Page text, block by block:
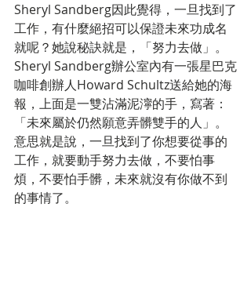
Sheryl Sandberg因此覺得，一旦找到了
工作，有什麼絕招可以保證未來功成名
就呢？她說秘訣就是，「努力去做」。
Sheryl Sandberg辦公室內有一張星巴克
咖啡創辦人Howard Schultz送給她的海
報，上面是一雙沾滿泥濘的手，寫著：
「未來屬於仍然願意弄髒雙手的人」。
意思就是說，一旦找到了你想要從事的
工作，就要動手努力去做，不要怕事
煩，不要怕手髒，未來就沒有你做不到
的事情了。